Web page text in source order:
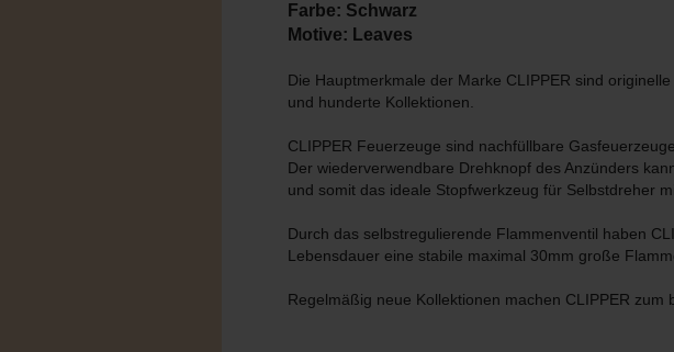
Farbe: Schwarz
Motive: Leaves
Die Hauptmerkmale der Marke CLIPPER sind originelle
und hunderte Kollektionen.
CLIPPER Feuerzeuge sind nachfüllbare
Der wiederverwendbare Drehknopf des Anzünders
und somit das ideale Stopfwerkzeug für Selbstdreher
Durch das selbstregulierende Flammenventil haben
Lebensdauer eine stabile maximal 30mm große
Regelmäßig neue Kollektionen machen CLIPPER zum